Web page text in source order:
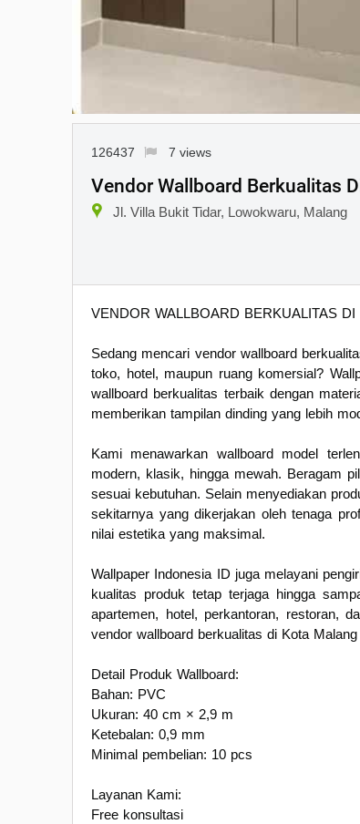
126437 7 views
Vendor Wallboard Berkualitas
Jl. Villa Bukit Tidar, Lowokwaru, Malang
VENDOR WALLBOARD BERKUALITAS DI
Sedang mencari vendor wallboard
toko, hotel, maupun ruang komersial?
wallboard berkualitas terbaik dengan
memberikan tampilan dinding yang lebih
Kami menawarkan wallboard model
modern, klasik, hingga mewah. Beragam
sesuai kebutuhan. Selain menyediakan
sekitarnya yang dikerjakan oleh tenaga
nilai estetika yang maksimal.
Wallpaper Indonesia ID juga melayani
kualitas produk tetap terjaga hingga
apartemen, hotel, perkantoran, restoran,
vendor wallboard berkualitas di Kota
Detail Produk Wallboard:
Bahan: PVC
Ukuran: 40 cm × 2,9 m
Ketebalan: 0,9 mm
Minimal pembelian: 10 pcs
Layanan Kami:
Free konsultasi